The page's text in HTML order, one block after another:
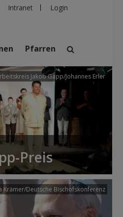
Intranet Login
suchen
Pfarren Einrichtungen
Pfarren
Jakob Gapp/Johannes Erler
Preis
Krämer/Deutsche Bischofskonferenz